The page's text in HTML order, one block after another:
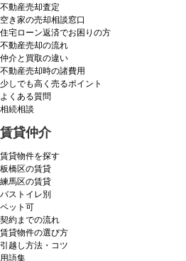
不動産売却査定
空き家の売却相談窓口
住宅ローン返済でお困りの方
不動産売却の流れ
仲介と買取の違い
不動産売却時の諸費用
少しでも高く売るポイント
よくある質問
相続相談
賃貸仲介
賃貸物件を探す
板橋区の賃貸
練馬区の賃貸
バストイレ別
ペット可
契約までの流れ
賃貸物件の選び方
引越し方法・コツ
用語集